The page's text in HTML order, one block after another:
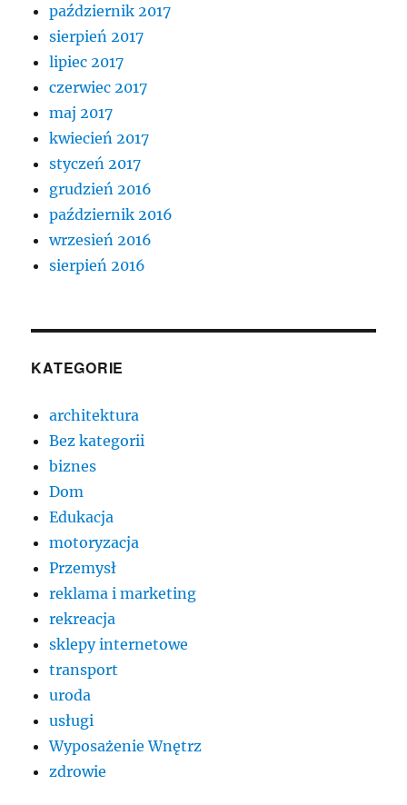
październik 2017
sierpień 2017
lipiec 2017
czerwiec 2017
maj 2017
kwiecień 2017
styczeń 2017
grudzień 2016
październik 2016
wrzesień 2016
sierpień 2016
KATEGORIE
architektura
Bez kategorii
biznes
Dom
Edukacja
motoryzacja
Przemysł
reklama i marketing
rekreacja
sklepy internetowe
transport
uroda
usługi
Wyposażenie Wnętrz
zdrowie